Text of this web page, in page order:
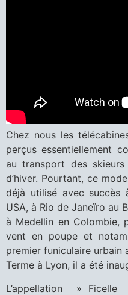
Chez nous les
perçus essentiellement
au transport des
d’hiver. Pourtant, ce
déjà utilisé avec
USA, à Rio de Janeïro au
à Medellin en Colombie,
vent en poupe et
premier funiculaire urbain
Terme à Lyon, il a été
L’appellation »